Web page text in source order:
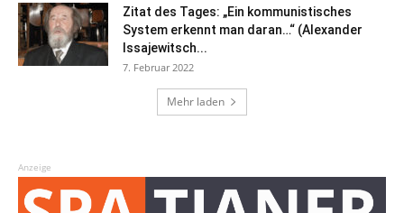
Zitat des Tages: „Ein kommunistisches
System erkennt man daran…“ (Alexander
Issajewitsch...
7. Februar 2022
Mehr laden
Anzeige